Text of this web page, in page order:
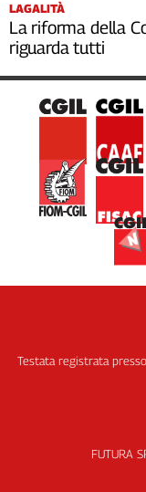
LAGALITÀ
La riforma della
riguarda tutti
Testata registrata
FUTURA